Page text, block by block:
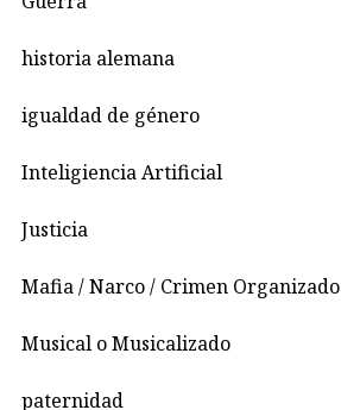
historia alemana
igualdad de género
Inteligiencia Artificial
Justicia
Mafia / Narco / Crimen Organizado
Musical o Musicalizado
paternidad